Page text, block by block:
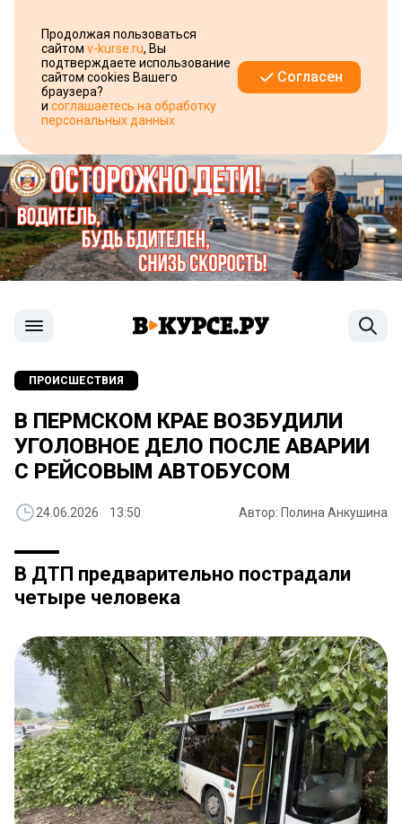
Продолжая пользоваться
сайтом v-kurse.ru, Вы
подтверждаете использование
сайтом cookies Вашего
браузера?
и соглашаетесь на обработку
персональных данных
Согласен
ПРОИСШЕСТВИЯ
В ПЕРМСКОМ КРАЕ ВОЗБУДИЛИ
УГОЛОВНОЕ ДЕЛО ПОСЛЕ АВАРИИ
С РЕЙСОВЫМ АВТОБУСОМ
24.06.2026 13:50 Автор: Полина Анкушина
В ДТП предварительно пострадали
четыре человека